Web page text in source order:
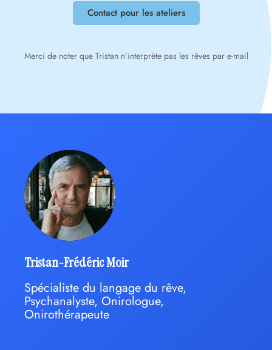
Contact pour les ateliers
Merci de noter que Tristan n’interprète pas les rêves par e-mail
Tristan-Frédéric Moir
Spécialiste du langage du rêve,
Psychanalyste, Onirologue,
Onirothérapeute